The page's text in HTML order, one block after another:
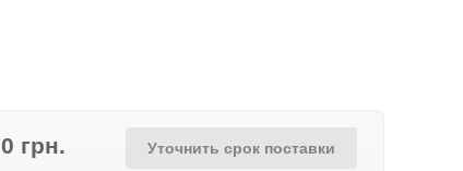
грн. Уточнить срок поставки